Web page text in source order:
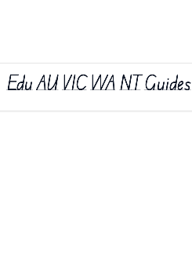
Edu AU VIC WA NT Guides